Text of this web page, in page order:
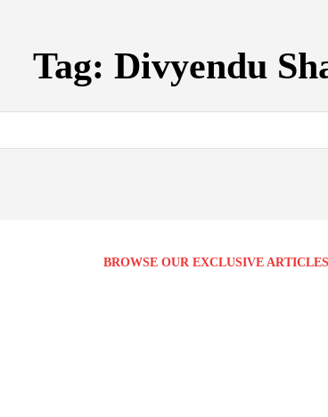
Tag: Divyendu
BROWSE OUR EXCLUSIVE